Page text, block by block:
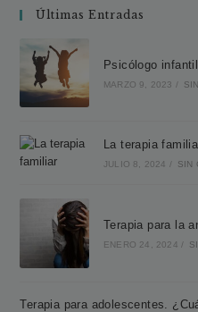
Últimas Entradas
Psicólogo
MARZO 9, 2023 /
La terapia
JULIO 8, 2024 / SIN
Terapia para la
ENERO 24, 2024 /
Terapia para adolescentes.